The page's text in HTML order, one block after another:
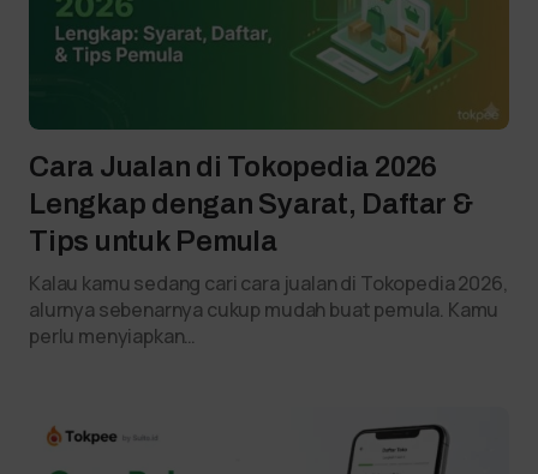
Cara Jualan di Tokopedia 2026
Lengkap dengan Syarat, Daftar &
Tips untuk Pemula
Kalau kamu sedang cari cara jualan di Tokopedia 2026,
alurnya sebenarnya cukup mudah buat pemula. Kamu
perlu menyiapkan…